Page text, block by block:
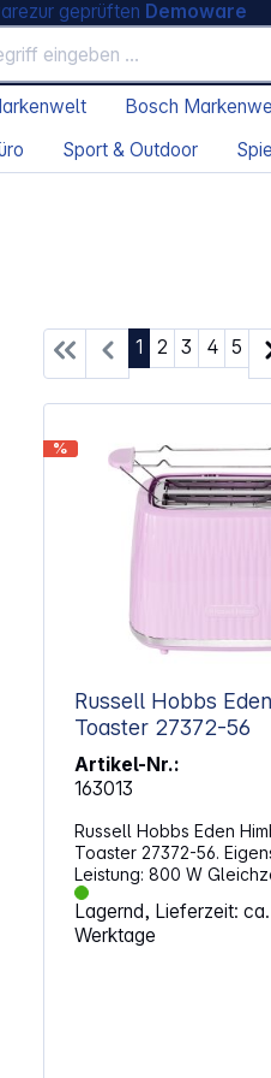
zur geprüften Demoware
Bosch
Sport & Outdoor
Seite
1 Seite
2 Seite
3 Seite
4 5
%
Russell Hobbs Eden Himbeere
Toaster 27372-56
Artikel-Nr.:
163013
Russell Hobbs Eden
Toaster 27372-56.
Leistung: 800 W Gleichzeitiges
Toasten von zwei
Auffälliges, strukturiertes
Bräunungsstufen Brötchenaufsatz
Lagernd, Lieferzeit:
Werktage